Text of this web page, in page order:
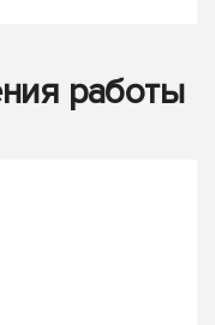
работы